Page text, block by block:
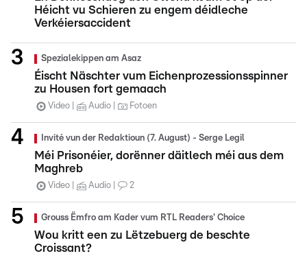
Héicht vu Schieren zu engem déidleche
Verkéiersaccident
Spezialekippen am Asaz
Éischt Näschter vum Eichenprozessionsspinner
zu Housen fort gemaach
Video Audio Fotoen
Invité vun der Redaktioun (7. August) - Serge Legil
Méi Prisonéier, dorënner däitlech méi aus dem
Maghreb
Video Audio 2
Grouss Ëmfro am Kader vum RTL Readers' Choice
Wou kritt een zu Lëtzebuerg de beschte
Croissant?